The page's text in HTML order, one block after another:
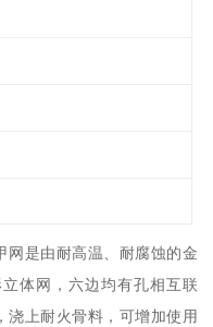
网是由耐高温、耐腐蚀的金
体网，六边均有孔相互联
浇上耐火骨料，可增加使用